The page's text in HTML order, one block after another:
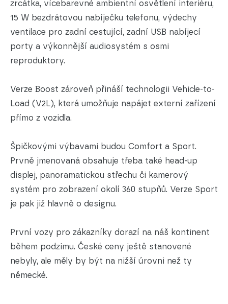
zrcátka, vícebarevné ambientní osvětlení interiéru,
15 W bezdrátovou nabíječku telefonu, výdechy
ventilace pro zadní cestující, zadní USB nabíjecí
porty a výkonnější audiosystém s osmi
reproduktory.
Verze Boost zároveň přináší technologii Vehicle-to-
Load (V2L), která umožňuje napájet externí zařízení
přímo z vozidla.
Špičkovými výbavami budou Comfort a Sport.
Prvně jmenovaná obsahuje třeba také head-up
displej, panoramatickou střechu či kamerový
systém pro zobrazení okolí 360 stupňů. Verze Sport
je pak již hlavně o designu.
První vozy pro zákazníky dorazí na náš kontinent
během podzimu. České ceny ještě stanovené
nebyly, ale měly by být na nižší úrovni než ty
německé.